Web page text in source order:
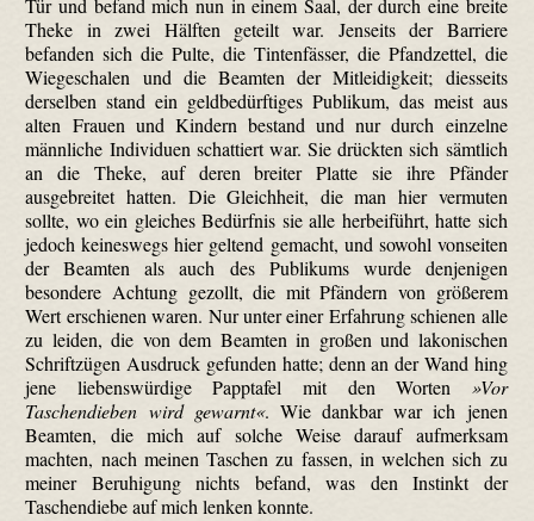
Tür und befand mich nun in einem Saal, der durch eine breite
Theke in zwei Hälften geteilt war. Jenseits der Barriere
befanden sich die Pulte, die Tintenfässer, die Pfandzettel, die
Wiege­schalen und die Beamten der Mitleidig­keit; diesseits
derselben stand ein geldbedürftiges Publikum, das meist aus
alten Frauen und Kindern bestand und nur durch einzelne
männliche Individuen schattiert war. Sie drückten sich sämtlich
an die Theke, auf deren breiter Platte sie ihre Pfänder
ausgebreitet hatten. Die Gleichheit, die man hier vermuten
sollte, wo ein gleiches Bedürfnis sie alle herbeiführt, hatte sich
jedoch keineswegs hier geltend gemacht, und sowohl vonseiten
der Beamten als auch des Publikums wurde denjenigen
besondere Achtung gezollt, die mit Pfändern von größerem
Wert erschienen waren. Nur unter einer Erfahrung schienen alle
zu leiden, die von dem Beamten in großen und lakonischen
Schriftzügen Ausdruck gefunden hatte; denn an der Wand hing
jene liebenswürdige Papptafel mit den Worten
Vor
Taschendieben wird gewarnt . Wie dankbar war ich jenen
Beamten, die mich auf solche Weise darauf aufmerksam
machten, nach meinen Taschen zu fassen, in welchen sich zu
meiner Beruhigung nichts befand, was den Instinkt der
Taschendiebe auf mich lenken konnte.